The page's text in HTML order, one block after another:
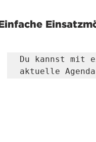
Einfache
Du kannst mit
aktuelle